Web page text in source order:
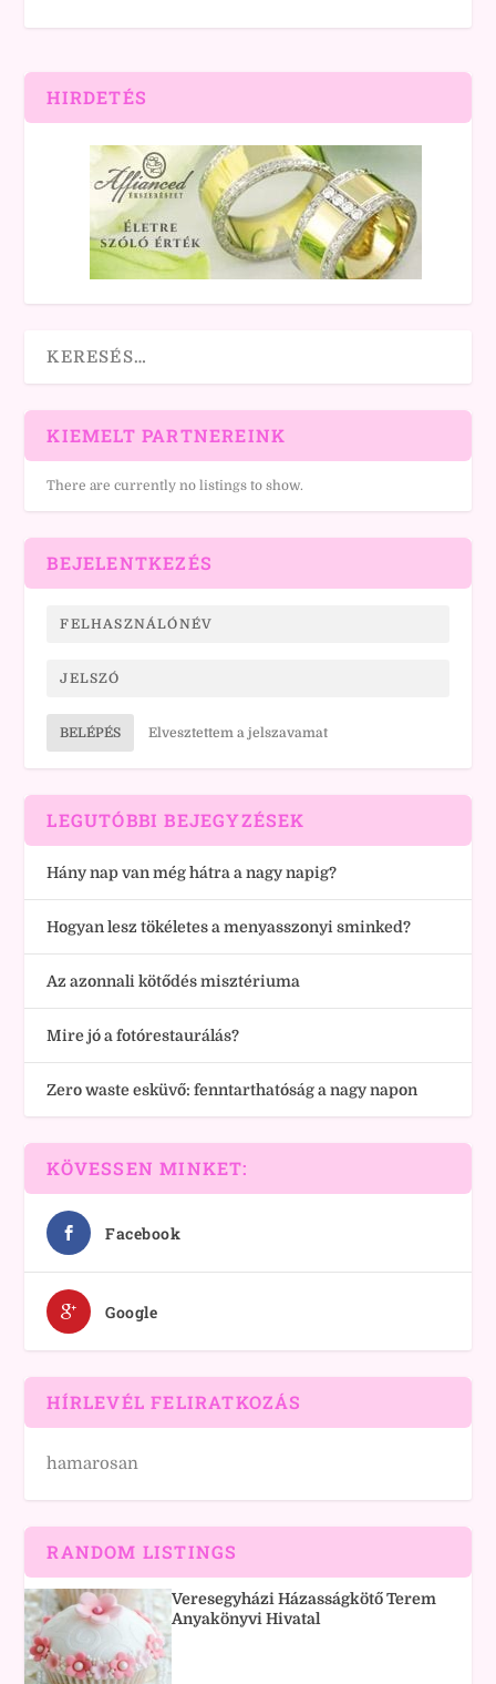
HIRDETÉS
KIEMELT PARTNEREINK
There are currently no listings to show.
BEJELENTKEZÉS
BELÉPÉS Elvesztettem a jelszavamat
LEGUTÓBBI BEJEGYZÉSEK
Hány nap van még hátra a nagy napig?
Hogyan lesz tökéletes a menyasszonyi sminked?
Az azonnali kötődés misztériuma
Mire jó a fotórestaurálás?
Zero waste esküvő: fenntarthatóság a nagy napon
KÖVESSEN MINKET:
Facebook
Google
HÍRLEVÉL FELIRATKOZÁS
hamarosan
RANDOM LISTINGS
Veresegyházi Házasságkötő Terem
Anyakönyvi Hivatal